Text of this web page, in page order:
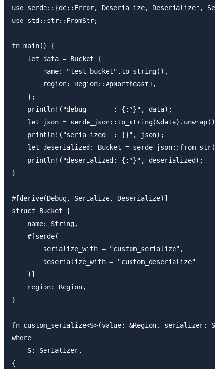
use serde::{de::Error, Deserialize, Deserializer,
use std::str::FromStr;
fn main() {
    let data = Bucket {
        name: "test bucket".to_string(),
        region: Region::ApNortheast1,
    };
    println!("debug       : {:?}", data);
    let json = serde_json::to_string(&data).unwrap();
    println!("serialized  : {}", json);
let deserialized: Bucket =
    println!("deserialized: {:?}", deserialized);
}
#[derive(Debug, Serialize, Deserialize)]
struct Bucket {
    name: String,
    #[serde(
        serialize_with = "custom_serialize",
        deserialize_with = "custom_deserialize"
    )]
    region: Region,
}
fn custom_serialize<S>(value: &Region, serializer:
where
    S: Serializer,
{